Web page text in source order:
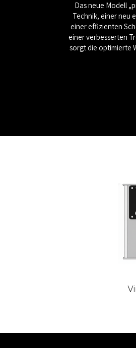
Das neue Modell
Technik, einer neu
einer effizienten
einer verbesserten
sorgt die optimierte